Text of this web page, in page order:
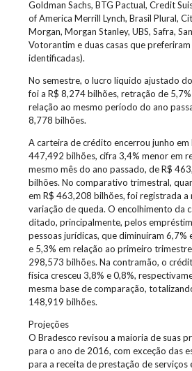
Goldman Sachs, BTG Pactual, Credit
of America Merrill Lynch, Brasil Plural,
Morgan, Morgan Stanley, UBS, Safra,
Votorantim e duas casas que
identificadas).
No semestre, o lucro líquido ajustado
foi a R$ 8,274 bilhões, retração de
relação ao mesmo período do ano
8,778 bilhões.
A carteira de crédito encerrou junho em
447,492 bilhões, cifra 3,4% menor em
mesmo mês do ano passado, de R$
bilhões. No comparativo trimestral,
em R$ 463,208 bilhões, foi registrada a
variação de queda. O encolhimento da
ditado, principalmente, pelos
pessoas jurídicas, que diminuíram 6,7%
e 5,3% em relação ao primeiro
298,573 bilhões. Na contramão, o
física cresceu 3,8% e 0,8%,
mesma base de comparação,
148,919 bilhões.
Projeções
O Bradesco revisou a maioria de suas
para o ano de 2016, com exceção das
para a receita de prestação de serviços